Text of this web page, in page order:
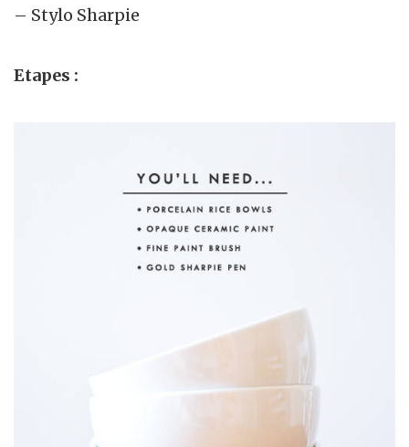
– Stylo Sharpie
Etapes :